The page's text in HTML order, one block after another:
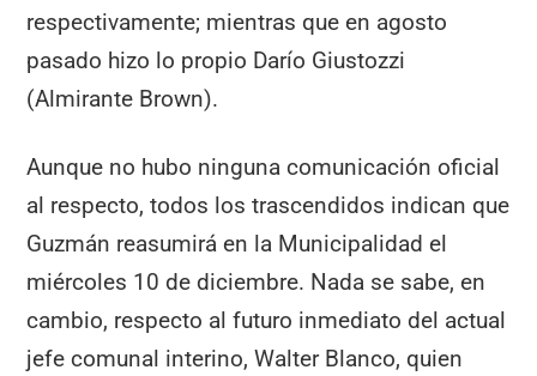
respectivamente; mientras que en agosto
pasado hizo lo propio Darío Giustozzi
(Almirante Brown).
Aunque no hubo ninguna comunicación oficial
al respecto, todos los trascendidos indican que
Guzmán reasumirá en la Municipalidad el
miércoles 10 de diciembre. Nada se sabe, en
cambio, respecto al futuro inmediato del actual
jefe comunal interino, Walter Blanco, quien